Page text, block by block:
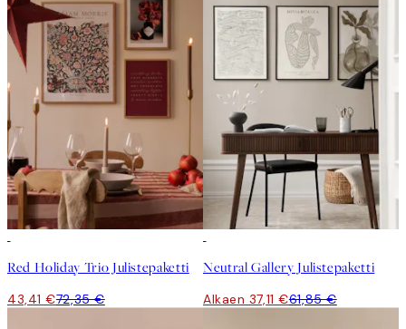
Red Holiday Trio Julistepaketti
43,41 €72,35 €
Neutral Gallery Julistepaketti
Alkaen 37,11 €61,85 €